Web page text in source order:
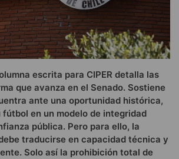
escrita para CIPER detalla las
que avanza en el Senado. Sostiene
ante una oportunidad histórica,
en un modelo de integridad
pública. Pero para ello, la
traducirse en capacidad técnica y
Solo así la prohibición total de